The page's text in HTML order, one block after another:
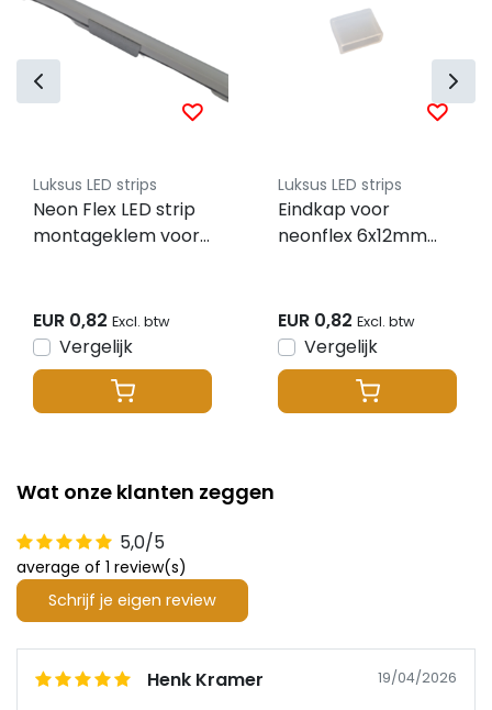
Luksus LED strips
Neon Flex LED strip
montageklem voor
EUR 0,82 Excl. btw
Vergelijk
Luksus LED strips
Eindkap voor
neonflex 6x12mm
EUR 0,82 Excl. btw
Vergelijk
Wat onze klanten zeggen
5,0/5
average of 1 review(s)
Schrijf je eigen review
Henk Kramer 19/04/2026